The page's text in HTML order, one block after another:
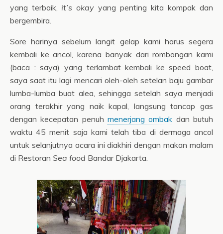
yang terbaik, it’s okay yang penting kita kompak dan
bergembira.
Sore harinya sebelum langit gelap kami harus segera
kembali ke ancol, karena banyak dari rombongan kami
(baca : saya) yang terlambat kembali ke speed boat,
saya saat itu lagi mencari oleh-oleh setelan baju gambar
lumba-lumba buat alea, sehingga setelah saya menjadi
orang terakhir yang naik kapal, langsung tancap gas
dengan kecepatan penuh menerjang ombak dan butuh
waktu 45 menit saja kami telah tiba di dermaga ancol
untuk selanjutnya acara ini diakhiri dengan makan malam
di Restoran Sea food Bandar Djakarta.